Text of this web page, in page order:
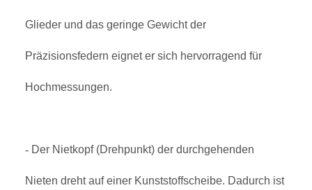
Glieder und das geringe Gewicht der
Präzisionsfedern eignet er sich hervorragend für
Hochmessungen.
- Der Nietkopf (Drehpunkt) der durchgehenden
Nieten dreht auf einer Kunststoffscheibe. Dadurch ist